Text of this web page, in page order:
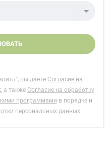
вы даете Согласие на
, а также Согласие на обработку
программами в порядке и
персональных данных.